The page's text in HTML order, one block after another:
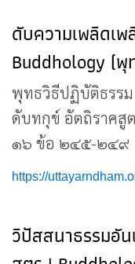
ดับความเพลิดเ
Buddhology (
พุทธวิธีปฏิบัติธรร
ดับทกุข์ อัตถิราคสู
๑๖ ข้อ ๒๔๕-๒๔๙
https://
วิปัสสนาธรรมอั